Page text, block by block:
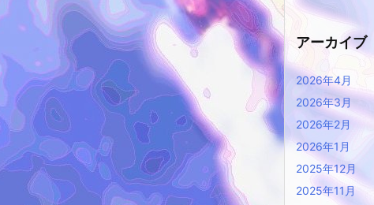
アーカイブ
2026年4月
2026年3月
2026年2月
2026年1月
2025年12月
2025年11月